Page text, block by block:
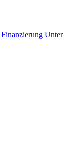
Finanzierung